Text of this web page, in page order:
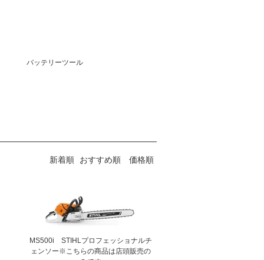
バッテリーツール
新着順 おすすめ順 価格順
MS500i STIHLプロフェッショナルチ
ェンソー※こちらの商品は店頭販売の